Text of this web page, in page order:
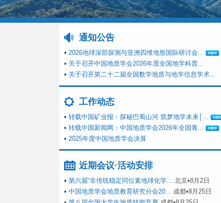
通知公告
▪ 2026地球深部探测与亚洲四维地形国际研讨会...
▪ 关于召开中国地质学会2026年度全国地学科普...
▪ 关于召开第二十二届全国数学地质与地学信息学术...
工作动态
▪ 转载中国矿业报：探秘巴蜀山河 筑梦地学未来│...
▪ 转载中国新闻网：中国地质学会2026年全国青...
▪ 2025年度中国地质学会决算
近期会议·活动安排
▪ 第六届“非传统稳定同位素地球化学... 北京▪8月2日
▪ 中国地质学会地质教育研究分会20... 成都▪8月25日